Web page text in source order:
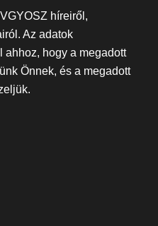
híreiről,
Az adatok
ahhoz, hogy a megadott
Önnek, és a megadott